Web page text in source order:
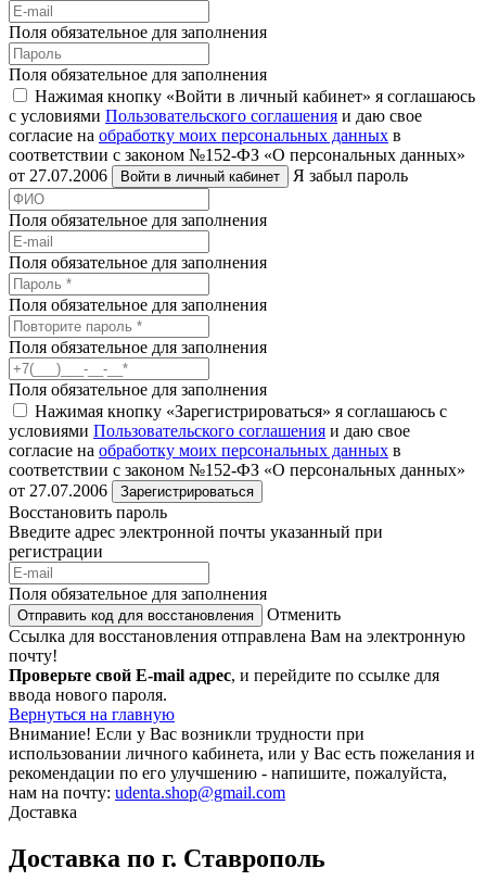
Поля обязательное для заполнения
Поля обязательное для заполнения
Нажимая кнопку «Войти в личный кабинет» я соглашаюсь
с условиями Пользовательского соглашения и даю свое
согласие на обработку моих персональных данных в
соответствии с законом №152-ФЗ «О персональных данных»
от 27.07.2006
Войти в личный кабинет Я забыл пароль
Поля обязательное для заполнения
Поля обязательное для заполнения
Поля обязательное для заполнения
Поля обязательное для заполнения
Поля обязательное для заполнения
Нажимая кнопку «Зарегистрироваться» я соглашаюсь с
условиями Пользовательского соглашения и даю свое
согласие на обработку моих персональных данных в
соответствии с законом №152-ФЗ «О персональных данных»
от 27.07.2006
Зарегистрироваться
Восстановить пароль
Введите адрес электронной почты указанный при
регистрации
Поля обязательное для заполнения
Отправить код для восстановления
Отменить
Ссылка для восстановления отправлена Вам на электронную
почту!
Проверьте свой E-mail адрес, и перейдите по ссылке для
ввода нового пароля.
Вернуться на главную
Внимание! Если у Вас возникли трудности при
использовании личного кабинета, или у Вас есть пожелания и
рекомендации по его улучшению - напишите, пожалуйста,
нам на почту: udenta.shop@gmail.com
Доставка
Доставка по г. Ставрополь